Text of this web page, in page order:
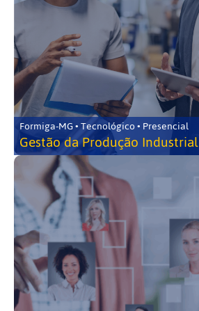
Formiga-MG • Tecnológico • Presencial
Gestão da Produção Industrial